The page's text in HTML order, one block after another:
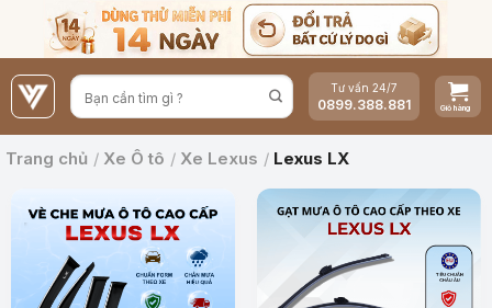
nội
dung
Tư vấn 24/7
0899.388.881
Trang chủ / Xe Ô tô / Xe Lexus / Lexus LX